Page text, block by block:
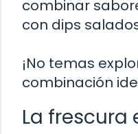
combinar
con dips
¡No temas
combinación
La frescura